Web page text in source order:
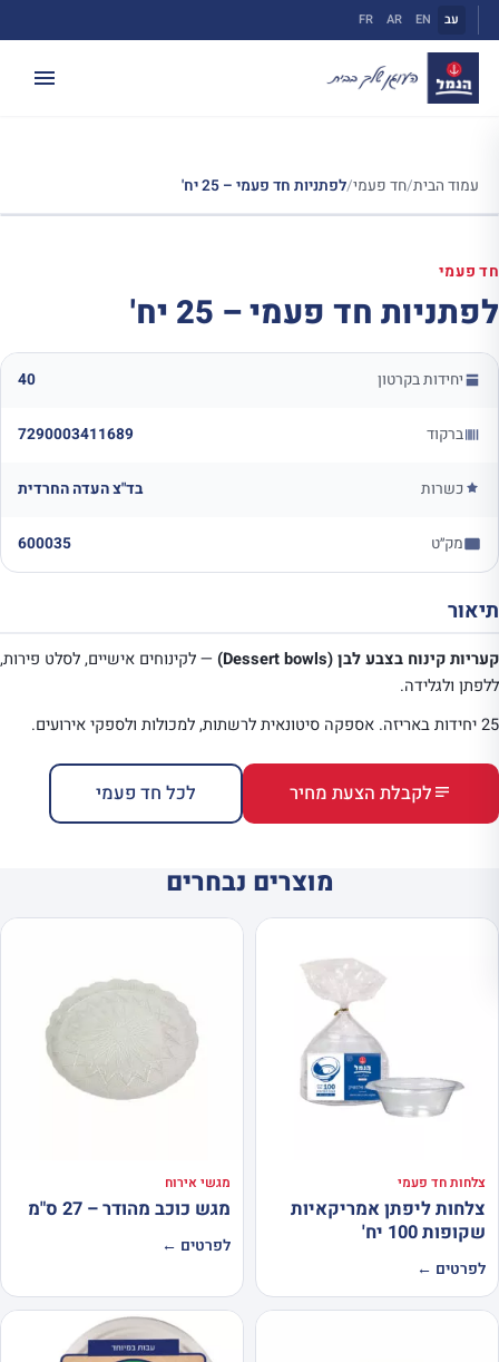
לתוכן
עב EN
AR
FR
עמוד הבית/חד פעמי/לפתניות חד פעמי – 25 יח'
חד פעמי
לפתניות חד פעמי – 25 יח'
יחידות בקרטון 40
ברקוד 7290003411689
כשרות בד"צ העדה החרדית
מק״ט 600035
תיאור
קעריות קינוח בצבע לבן (Dessert bowls)
— לקינוחים אישיים, לסלט פירות,
ללפתן ולגלידה.
25 יחידות באריזה. אספקה סיטונאית לרשתות, למכולות ולספקי אירועים.
לקבלת הצעת מחיר לכל חד פעמי
מוצרים נבחרים
צלחות חד פעמי
צלחות ליפתן אמריקאיות
שקופות 100 יח'
לפרטים ←
מגשי אירוח
מגש כוכב מהודר – 27 ס"מ
לפרטים ←